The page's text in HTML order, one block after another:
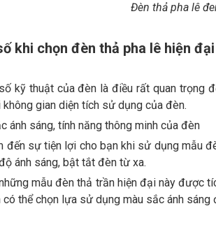
Đèn thả pha lê
khi chọn đèn thả pha lê hiện đại
kỹ thuật của đèn là điều rất quan trọng
không gian diện tích sử dụng của đèn.
ánh sáng, tính năng thông minh của đèn
đến sự tiện lợi cho bạn khi sử dụng mẫu
ánh sáng, bật tắt đèn từ xa.
mẫu đèn thả trần hiện đại này được
có thể chọn lựa sử dụng màu sắc ánh